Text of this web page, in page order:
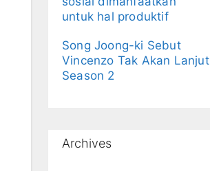
untuk hal produktif
Song Joong-ki Sebut
Vincenzo Tak Akan Lanjut
Season 2
Archives